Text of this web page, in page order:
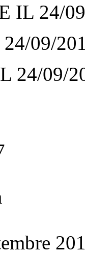
IL 24/
09/
24/09/